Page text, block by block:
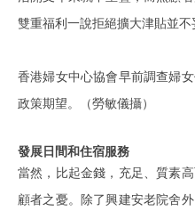
雙重福利一說拒絕擴大津貼並不
香港婦女中心協會早前調查婦
政策期望。（勞敏儀攝）
發展日間和住宿服務
當然，比起金錢，充足、質素
顧者之憂。除了興建安老院舍